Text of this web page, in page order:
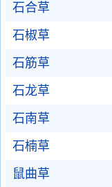
石合草
石椒草
石筋草
石龙草
石南草
石楠草
鼠曲草